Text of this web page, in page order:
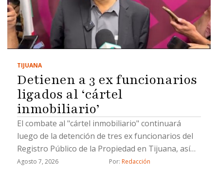
TIJUANA
Detienen a 3 ex funcionarios
ligados al ‘cártel
inmobiliario’
El combate al "cártel inmobiliario" continuará
luego de la detención de tres ex funcionarios del
Registro Público de la Propiedad en Tijuana, así
como un civil, por hacer cambios de propiedad de
Agosto 7, 2026 Por: Redacción